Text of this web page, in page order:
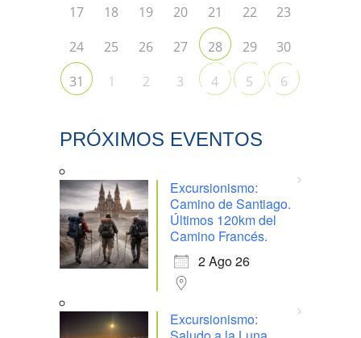
17
18 19 20 21 22
23
24
25 26 27 28 29
30
31
1 2 3 4 5 6
PRÓXIMOS EVENTOS
Excursionismo:
Camino de Santiago.
Últimos 120km del
Camino Francés.
2 Ago 26
Excursionismo: